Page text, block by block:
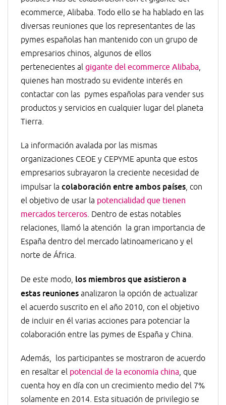
ecommerce, Alibaba. Todo ello se ha hablado en las
diversas reuniones que los representantes de las
pymes españolas han mantenido con un grupo de
empresarios chinos, algunos de ellos
pertenecientes al gigante del ecommerce Alibaba,
quienes han mostrado su evidente interés en
contactar con las pymes españolas para vender sus
productos y servicios en cualquier lugar del planeta
Tierra.
La información avalada por las mismas
organizaciones CEOE y CEPYME apunta que estos
empresarios subrayaron la creciente necesidad de
impulsar la colaboración entre ambos países, con
el objetivo de usar la potencialidad que tienen
mercados terceros. Dentro de estas notables
relaciones, llamó la atención la gran importancia de
España dentro del mercado latinoamericano y el
norte de África.
De este modo, los miembros que asistieron a
estas reuniones analizaron la opción de actualizar
el acuerdo suscrito en el año 2010, con el objetivo
de incluir en él varias acciones para potenciar la
colaboración entre las pymes de España y China.
Además, los participantes se mostraron de acuerdo
en resaltar el potencial de la economía china, que
cuenta hoy en día con un crecimiento medio del 7%
solamente en 2014. Esta situación de privilegio se